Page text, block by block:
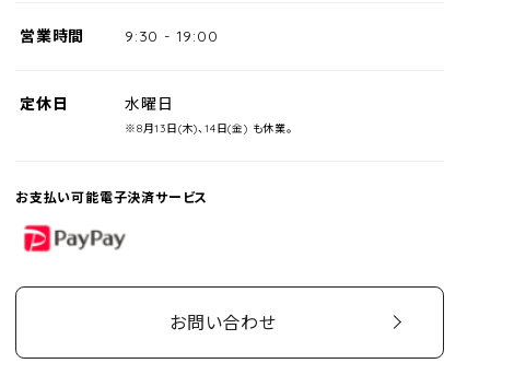
営業時間 9:30 - 19:00
定休日 水曜日
※8月13日(木)、14日(金) も休業。
お支払い可能電子決済サービス
PayPay
お問い合わせ